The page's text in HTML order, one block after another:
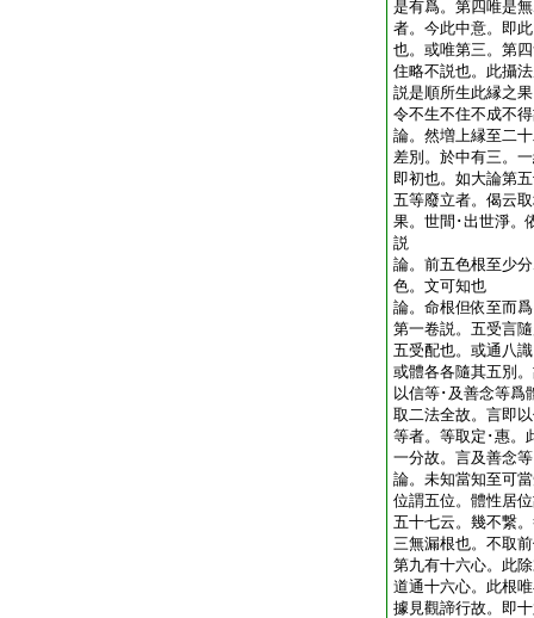
是有爲。第四唯是
者。今此中意。即
也。或唯第三。第
住略不説也。此攝
説是順所生此縁之
令不生不住不成不
論。然増上縁至二
差別。於中有三。
即初也。如大論第
五等廢立者。偈云
果。世間･出世淨。
説
論。前五色根至少
色。文可知也
論。命根但依至而
第一卷説。五受言
五受配也。或通八
或體各各隨其五別
以信等･及善念等爲
取二法全故。言即
等者。等取定･惠。
一分故。言及善念
論。未知當知至可
位謂五位。體性居
五十七云。幾不繋
三無漏根也。不取
第九有十六心。此
道通十六心。此根
據見觀諦行故。即